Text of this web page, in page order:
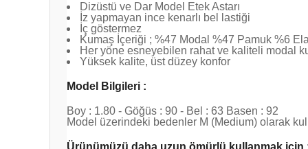
Dizüstü ve Dar Model Etek Astarı
İz yapmayan ince kenarlı bel lastiği
İç göstermez
Kumaş İçeriği ; %47 Modal %47 Pamuk %6
Her yöne esneyebilen rahat ve kaliteli modal
Yüksek kalite, üst düzey konfor
Model Bilgileri :
Boy : 1.80 - Göğüs : 90 - Bel : 63 Basen : 92
Model üzerindeki bedenler M (Medium) olarak
Ürünümüzü daha uzun ömürlü kullanmak için